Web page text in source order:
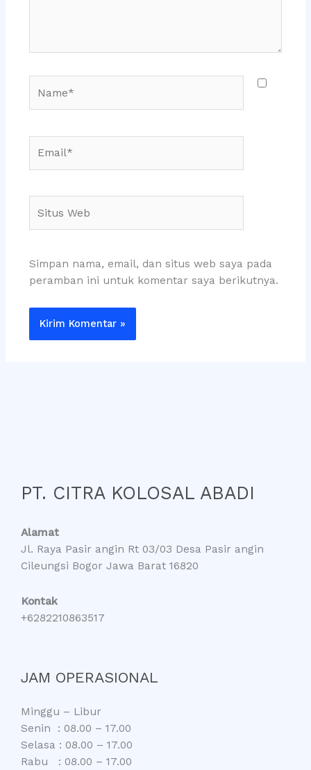
Web
Simpan nama, email, dan situs web saya pada
peramban ini untuk komentar saya berikutnya.
PT. CITRA KOLOSAL ABADI
Alamat
Jl. Raya Pasir angin Rt 03/03 Desa Pasir angin
Cileungsi Bogor Jawa Barat 16820
Kontak
+6282210863517
JAM OPERASIONAL
Minggu – Libur
Senin : 08.00 – 17.00
Selasa : 08.00 – 17.00
Rabu : 08.00 – 17.00